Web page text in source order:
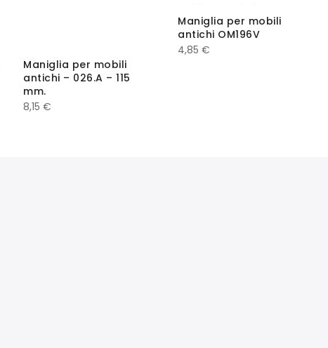
Maniglia per mobili
antichi – 026.A – 115
mm.
8,15 €
Maniglia per mobili
antichi OM196V
4,85 €